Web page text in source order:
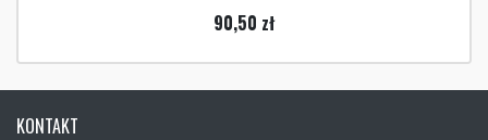
90,50 zł
KONTAKT